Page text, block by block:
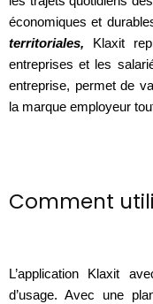
économiques et
territoriales, Klaxit
entreprises et les
entreprise, permet de
la marque employeur
Comment
L’application Klaxit
d’usage. Avec une